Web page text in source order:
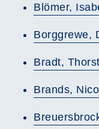
Blömer,
Borggrewe,
Bradt,
Brands,